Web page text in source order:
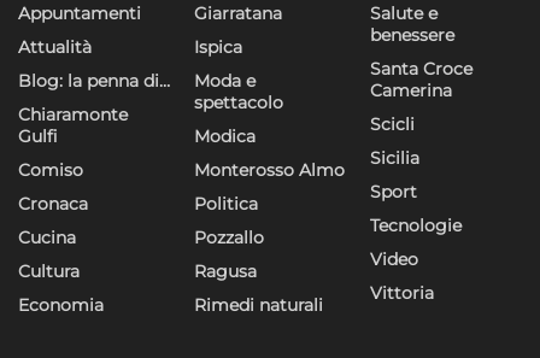
Appuntamenti
Attualità
Blog: la penna di…
Chiaramonte
Gulfi
Comiso
Cronaca
Cucina
Cultura
Economia
Giarratana
Ispica
Moda e
spettacolo
Modica
Monterosso Almo
Politica
Pozzallo
Ragusa
Rimedi naturali
Salute e
benessere
Santa Croce
Camerina
Scicli
Sicilia
Sport
Tecnologie
Video
Vittoria